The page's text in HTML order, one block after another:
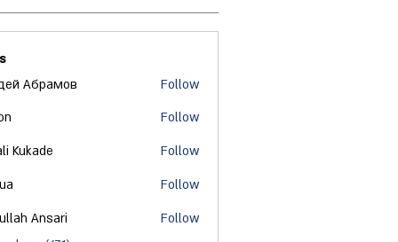
Абрамов
Follow
Follow
Kukade
Follow
Follow
Ansari
Follow